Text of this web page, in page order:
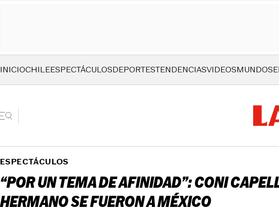
INICIOCHILEESPECTÁCULOSDEPORTESTENDENCIASVIDEOSMUNDO
ESPECTÁCULOS
“POR UN TEMA DE AFINIDAD”: CONI
HERMANO SE FUERON A MÉXICO